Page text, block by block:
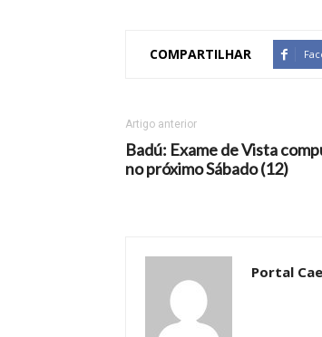
COMPARTILHAR
Artigo anterior
Badú: Exame de Vista
no próximo Sábado (12)
Portal